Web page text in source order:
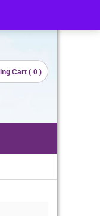
Cart ( 0 )